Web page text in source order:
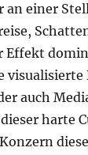
an einer
Effekt
auch
harte